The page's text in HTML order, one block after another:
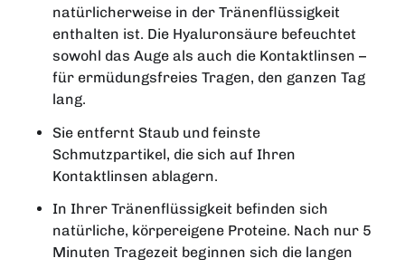
natürlicherweise in der Tränenflüssigkeit
enthalten ist. Die Hyaluronsäure befeuchtet
sowohl das Auge als auch die Kontaktlinsen –
für ermüdungsfreies Tragen, den ganzen Tag
lang.
Sie entfernt Staub und feinste
Schmutzpartikel, die sich auf Ihren
Kontaktlinsen ablagern.
In Ihrer Tränenflüssigkeit befinden sich
natürliche, körpereigene Proteine. Nach nur 5
Minuten Tragezeit beginnen sich die langen